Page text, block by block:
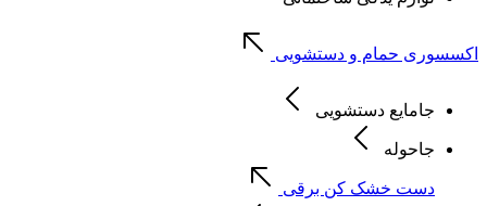
اکسسوری حمام و دستشویی
جامایع دستشویی
جاحوله
دست خشک کن برقی